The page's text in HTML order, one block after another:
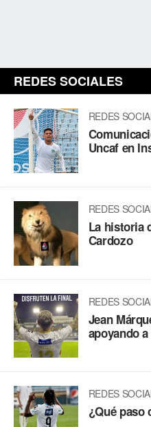
REDES SOCIALES
REDES
Uncaf en
REDES
La historia
Cardozo
REDES
Jean
apoyando
REDES
¿Qué paso